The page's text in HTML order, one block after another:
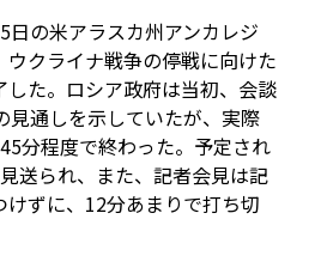
日の米アラスカ州アンカレジ
クライナ戦争の停戦に向けた
た。ロシア政府は当初、会談
見通しを示していたが、実際
分程度で終わった。予定され
送られ、また、記者会見は記
ずに、12分あまりで打ち切